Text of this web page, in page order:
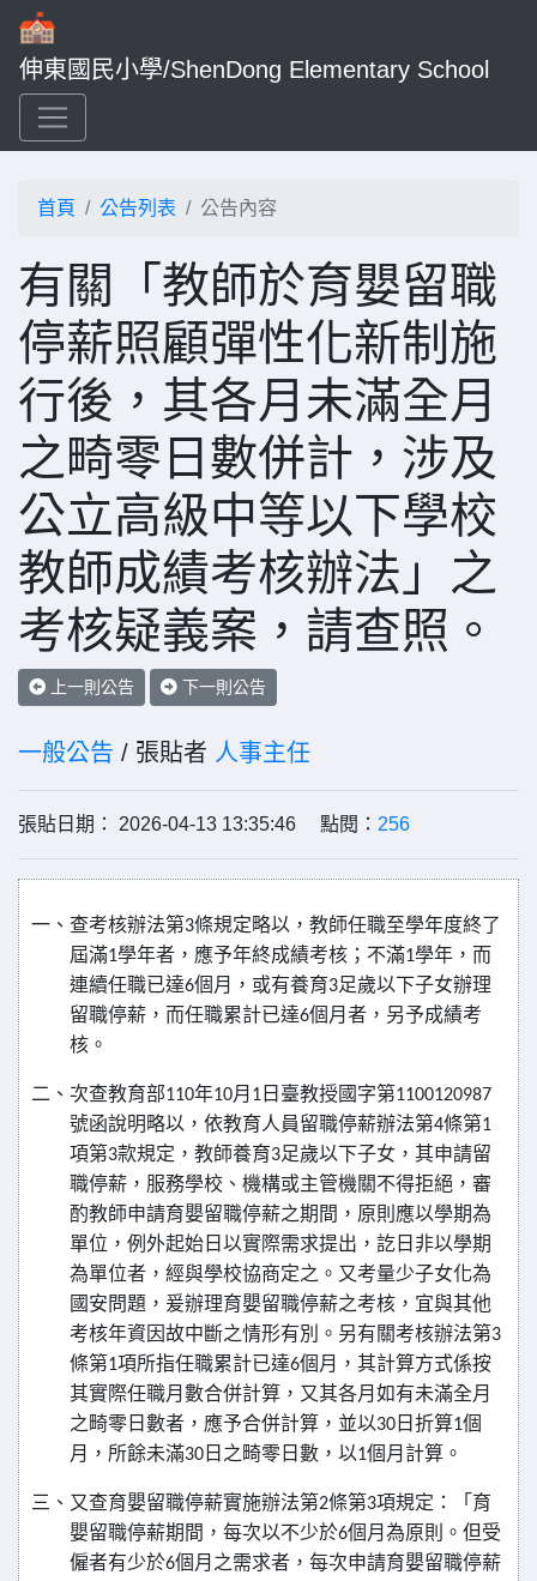
伸東國民小學/ShenDong Elementary School
首頁 公告列表 公告內容
有關「教師於育嬰留職
停薪照顧彈性化新制施
行後，其各月未滿全月
之畸零日數併計，涉及
公立高級中等以下學校
教師成績考核辦法」之
考核疑義案，請查照。
上一則公告 下一則公告
一般公告 / 張貼者 人事主任
張貼日期： 2026-04-13 13:35:46 點閱： 256
一、查考核辦法第3條規定略以，教師任職至學年度終了
屆滿1學年者，應予年終成績考核；不滿1學年，而
連續任職已達6個月，或有養育3足歲以下子女辦理
留職停薪，而任職累計已達6個月者，另予成績考
核。
二、次查教育部110年10月 1 日臺教授國字第1100120987
號函說明略以，依教育人員留職停薪辦法第4條第1
項第3款規定，教師養育3足歲以下子女，其申請留
職停薪，服務學校、機構或主管機關不得拒絕，審
酌教師申請育嬰留職停薪之期間，原則應以學期為
單位，例外起始日以實際需求提出，訖日非以學期
為單位者，經與學校協商定之。又考量少子女化為
國安問題，爰辦理育嬰留職停薪之考核，宜與其他
考核年資因故中斷之情形有別。另有關考核辦法第3
條第1項所指任職累計已達6個月，其計算方式係按
其實際任職月數合併計算，又其各月如有未滿全月
之畸零日數者，應予合併計算，並以30 日折算1個
月，所餘未滿30 日之畸零日數，以1個月計算。
三、又查育嬰留職停薪實施辦法第2條第3項規定：「育
嬰留職停薪期間，每次以不少於6個月為原則。但受
僱者有少於6個月之需求者，每次申請育嬰留職停薪